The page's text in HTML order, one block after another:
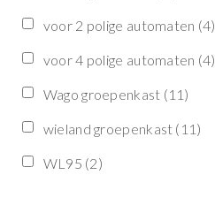
voor 2 polige automaten (4)
voor 4 polige automaten (4)
Wago groepenkast (11)
wieland groepenkast (11)
WL95 (2)